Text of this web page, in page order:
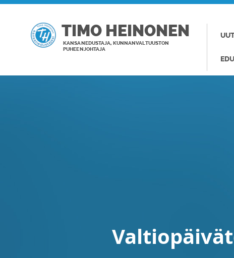
TIMO HEINONEN
KANSANEDUSTAJA, KUNNANVALTUUSTON
PUHEENJOHTAJA